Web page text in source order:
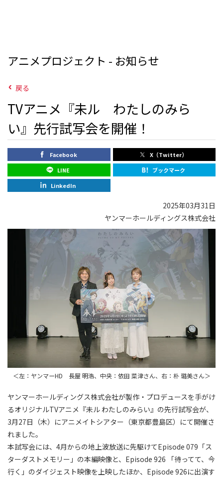
アニメプロジェクト - お知らせ
戻る
TVアニメ『未ル わたしのみら
い』先行試写会を開催！
Facebook
X（Twitter）
LINE
ブックマーク
LinkedIn
2025年03月31日
ヤンマーホールディングス株式会社
＜左：ヤンマーHD 長屋 明浩、中央：依田 菜津さん、右：朴 璐美さん＞
ヤンマーホールディングス株式会社が製作・プロデュースを手がけ
るオリジナルTVアニメ『未ル わたしのみらい』の先行試写会が、
3月27日（木）にアニメイトシアター（東京都豊島区）にて開催さ
れました。
本試写会には、4月からの地上波放送に先駆けてEpisode 079「ス
ターダストメモリー」の本編映像と、Episode 926 「待ってて、今
行く」のダイジェスト映像を上映したほか、Episode 926に出演す